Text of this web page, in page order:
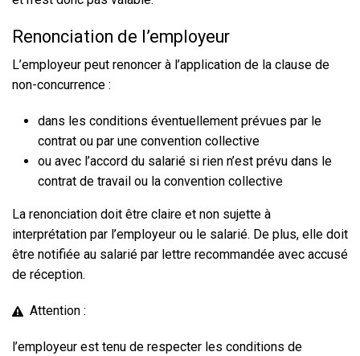
Renonciation de l’employeur
L’employeur peut renoncer à l’application de la clause de
non-concurrence :
dans les conditions éventuellement prévues par le
contrat ou par une convention collective
ou avec l’accord du salarié si rien n’est prévu dans le
contrat de travail ou la convention collective
La renonciation doit être claire et non sujette à
interprétation par l’employeur ou le salarié. De plus, elle doit
être notifiée au salarié par lettre recommandée avec accusé
de réception.
Attention :
l’employeur est tenu de respecter les conditions de